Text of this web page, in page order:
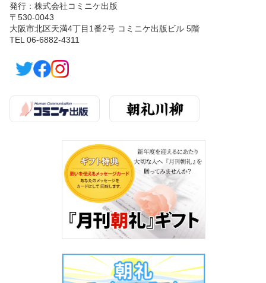
発行：株式会社コミニケ出版
〒530-0043
大阪市北区天満4丁目1番2号 コミニケ出版ビル 5階
TEL 06-6882-4311